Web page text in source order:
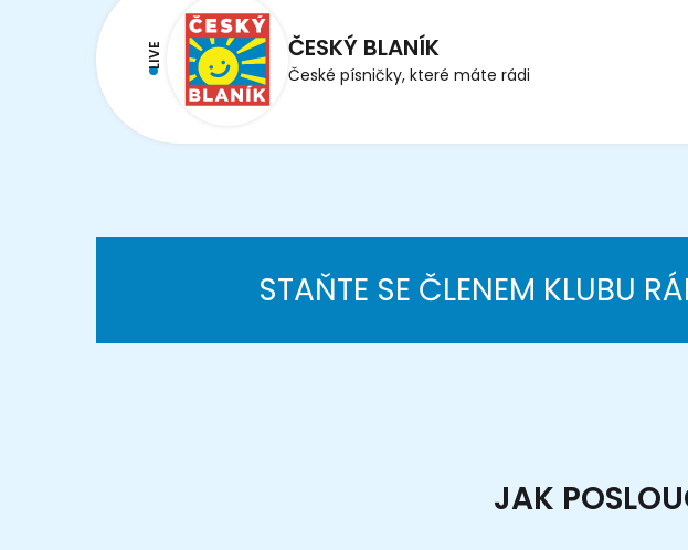
LIVE ČESKÝ BLANÍK
České písničky, které máte rádi
STAŇTE SE ČLENEM KLUBU
JAK